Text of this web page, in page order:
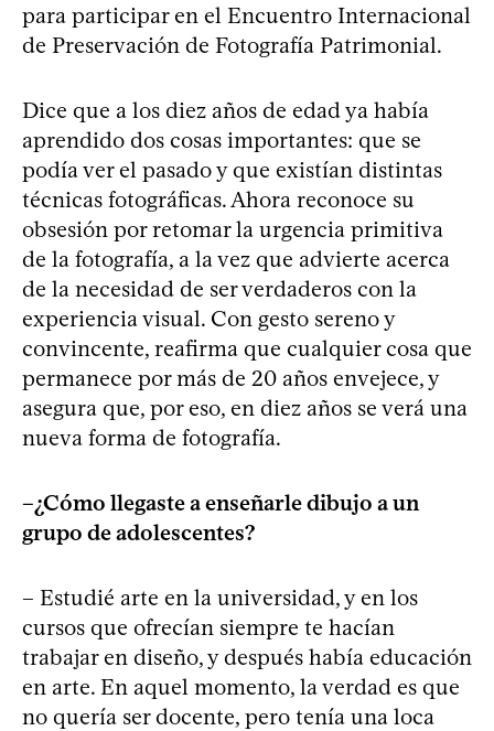
para participar en el Encuentro Internacional
de Preservación de Fotografía Patrimonial.
Dice que a los diez años de edad ya había
aprendido dos cosas importantes: que se
podía ver el pasado y que existían distintas
técnicas fotográficas. Ahora reconoce su
obsesión por retomar la urgencia primitiva
de la fotografía, a la vez que advierte acerca
de la necesidad de ser verdaderos con la
experiencia visual. Con gesto sereno y
convincente, reafirma que cualquier cosa que
permanece por más de 20 años envejece, y
asegura que, por eso, en diez años se verá una
nueva forma de fotografía.
–¿Cómo llegaste a enseñarle dibujo a un
grupo de adolescentes?
– Estudié arte en la universidad, y en los
cursos que ofrecían siempre te hacían
trabajar en diseño, y después había educación
en arte. En aquel momento, la verdad es que
no quería ser docente, pero tenía una loca